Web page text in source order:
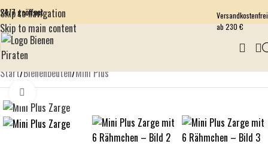
Skip to navigation
Skip to main content
24/7 geöffnet
Versandkostenfrei
ab 230 €
Start/Bienenbeuten/Mini Plus